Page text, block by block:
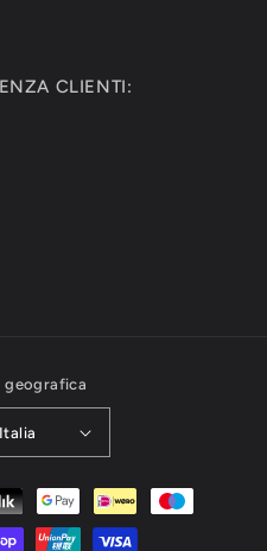
CLIENTI:
geografica
| Italia